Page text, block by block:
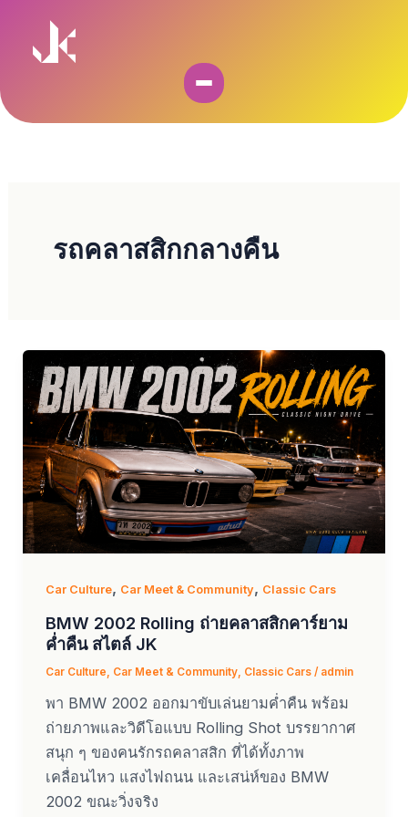
content
รถคลาสสิกกลางคืน
Car Culture, Car Meet & Community, Classic Cars
BMW 2002 Rolling ถ่ายคลาสสิกคาร์ยาม
ค่ำคืน สไตล์ JK
Car Culture, Car Meet & Community, Classic Cars/ admin
พา BMW 2002 ออกมาขับเล่นยามค่ำคืน พร้อม
ถ่ายภาพและวิดีโอแบบ Rolling Shot บรรยากาศ
สนุก ๆ ของคนรักรถคลาสสิก ที่ได้ทั้งภาพ
เคลื่อนไหว แสงไฟถนน และเสน่ห์ของ BMW
2002 ขณะวิ่งจริง